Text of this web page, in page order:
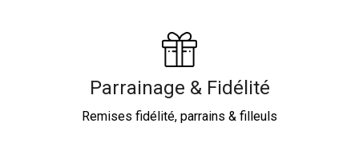
Parrainage & Fidélité
Remises fidélité, parrains & filleuls